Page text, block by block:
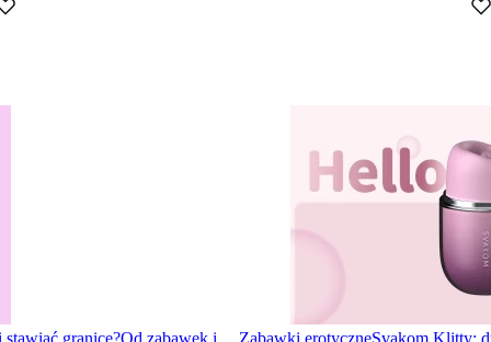
granice?Od zabawek i
Zabawki erotyczneSvakom Klitty: